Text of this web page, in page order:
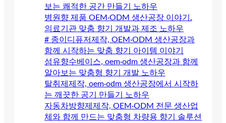
보는 쾌적한 공간 만들기 노하우
병원향 제품 OEM·ODM 생산공장 이야기.
의료기관 맞춤 향기 개발과 제조 노하우
# 종이디퓨저제작, OEM·ODM 생산공장과
함께 시작하는 맞춤 향기 아이템 이야기
섬유향수베이스, oem·odm 생산공장과 함께
알아보는 맞춤형 향기 개발 노하우
탈취제제작, oem·odm 생산공장에서 시작하
는 깨끗한 공기 만들기 노하우
자동차방향제제작, OEM·ODM 전문 생산업
체와 함께 만드는 맞춤형 차량용 향기 솔루션